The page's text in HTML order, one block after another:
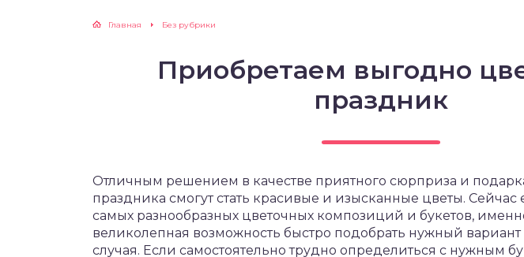
Главная Без рубрики
Приобретаем выгодно
праздник
Отличным решением в качестве приятного сюрприза и
праздника смогут стать красивые и изысканные цветы. Сейчас
самых разнообразных цветочных композиций и букетов,
великолепная возможность быстро подобрать нужный вариант
случая. Если самостоятельно трудно определиться с нужным